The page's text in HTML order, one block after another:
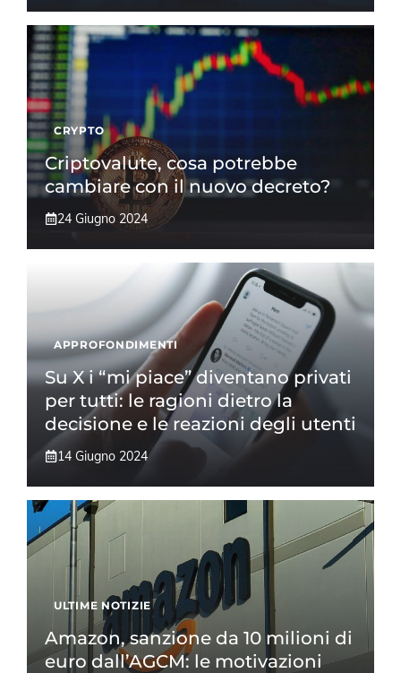
CRYPTO
Criptovalute, cosa potrebbe
cambiare con il nuovo decreto?
24 Giugno 2024
APPROFONDIMENTI
Su X i “mi piace” diventano privati
per tutti: le ragioni dietro la
decisione e le reazioni degli utenti
14 Giugno 2024
ULTIME NOTIZIE
Amazon, sanzione da 10 milioni di
euro dall’AGCM: le motivazioni